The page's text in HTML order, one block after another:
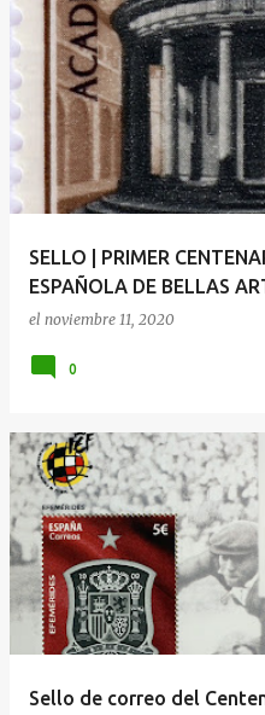
SELLO | PRIMER
ESPAÑOLA DE BELLAS
el noviembre 11, 2020
0
Sello de correo del